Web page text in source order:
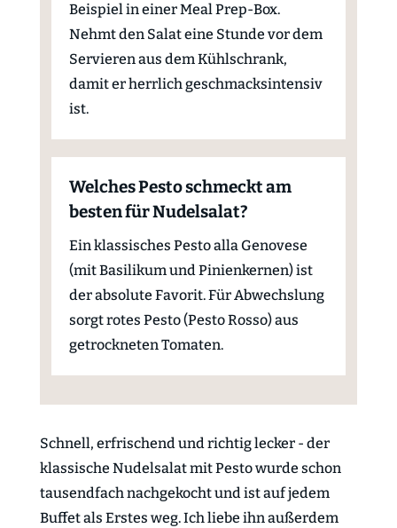
Beispiel in einer Meal Prep-Box.
Nehmt den Salat eine Stunde vor dem
Servieren aus dem Kühlschrank,
damit er herrlich geschmacksintensiv
ist.
Welches Pesto schmeckt am
besten für Nudelsalat?
Ein klassisches Pesto alla Genovese
(mit Basilikum und Pinienkernen) ist
der absolute Favorit. Für Abwechslung
sorgt rotes Pesto (Pesto Rosso) aus
getrockneten Tomaten.
Schnell, erfrischend und richtig lecker - der
klassische Nudelsalat mit Pesto wurde schon
tausendfach nachgekocht und ist auf jedem
Buffet als Erstes weg. Ich liebe ihn außerdem